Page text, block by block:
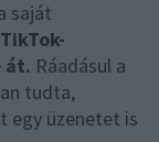
saját
át. Ráadásul a
tudta,
egy üzenetet is